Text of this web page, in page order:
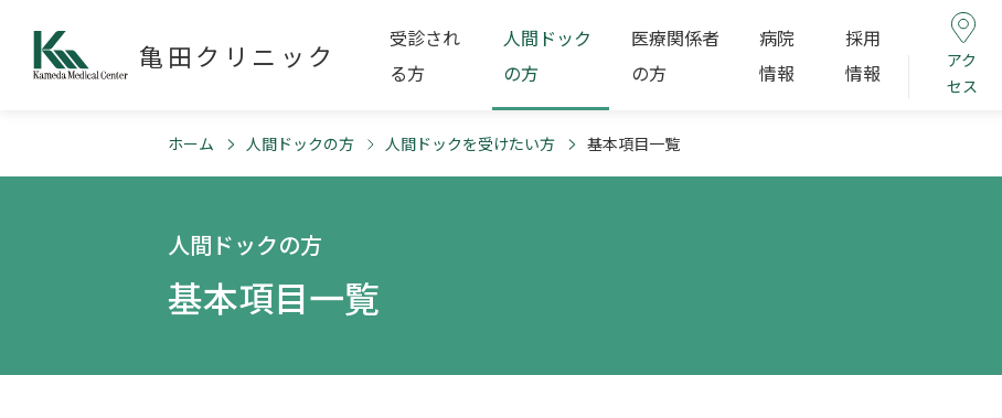
亀田クリニック
受診され
る方
人間ドック
の方
医療関係者
の方
病院
情報
採用
情報
アク
セス
ホーム 人間ドックの方 人間ドックを受けたい方 基本項目一覧
人間ドックの方
基本項目一覧